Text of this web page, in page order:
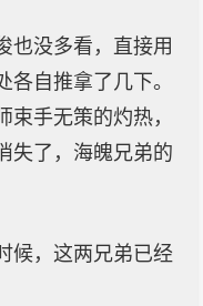
也没多看，直接用
各自推拿了几下。
手无策的灼热，
失了，海魄兄弟的
候，这两兄弟已经